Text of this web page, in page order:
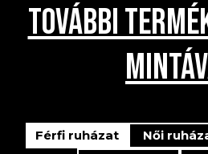
TOVÁBBI
Férfi ruházat Női